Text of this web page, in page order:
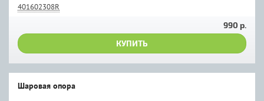
401602308R
990 р.
КУПИТЬ
Шаровая опора